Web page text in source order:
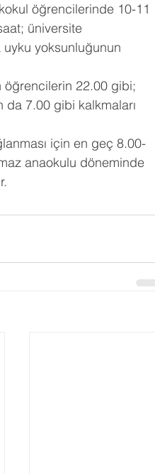
öğrencilerinde 10-11
üniversite
yoksunluğunun
22.00 gibi;
7.00 gibi kalkmaları
anaokulu döneminde